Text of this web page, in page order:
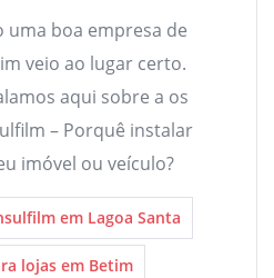
uma boa empresa de
veio ao lugar certo.
aqui sobre a os
– Porquê instalar
imóvel ou veículo?
em Lagoa Santa
lojas em Betim